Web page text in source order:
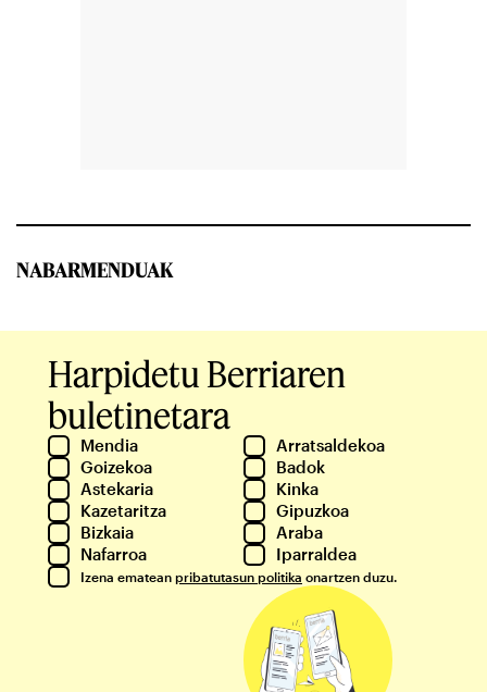
NABARMENDUAK
Harpidetu Berriaren
buletinetara
Mendia
Arratsaldekoa
Goizekoa
Badok
Astekaria
Kinka
Kazetaritza
Gipuzkoa
Bizkaia
Araba
Nafarroa
Iparraldea
Izena ematean pribatutasun politika onartzen duzu.